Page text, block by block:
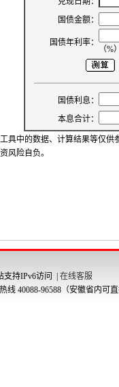
具中的数据、计算结果等仅
风险自负。
支持IPv6访问 | 在线客服
线 40088-96588（安徽省内可直